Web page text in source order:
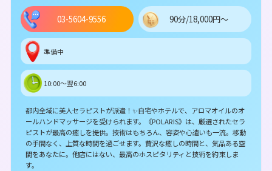
03-5604-9556 90分/18,000円～
準備中
10:00～翌6:00
都内全域に美人セラピストが派遣！✨自宅やホテルで、アロマオイルのオ
ールハンドマッサージを受けられます。《POLARIS》は、厳選されたセラ
ピストが最高の癒しを提供。技術はもちろん、容姿や心遣いも一流。移動
の手間なく、上質な時間を過ごせます。贅沢な癒しの時間と、気品ある空
間をあなたに。他店にはない、最高のホスピタリティと技術を約束しま
す。